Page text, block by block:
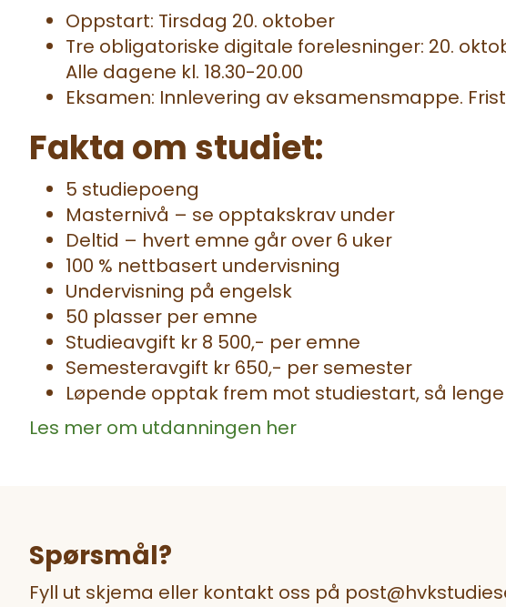
Oppstart: Tirsdag 20. oktober
Tre obligatoriske digitale forelesninger: 20.
Alle dagene kl. 18.30-20.00
Eksamen: Innlevering av eksamensmappe.
Fakta om studiet:
5 studiepoeng
Masternivå – se opptakskrav under
Deltid – hvert emne går over 6 uker
100 % nettbasert undervisning
Undervisning på engelsk
50 plasser per emne
Studieavgift kr 8 500,- per emne
Semesteravgift kr 650,- per semester
Løpende opptak frem mot studiestart, så
Les mer om utdanningen her
Spørsmål?
Fyll ut skjema eller kontakt oss på